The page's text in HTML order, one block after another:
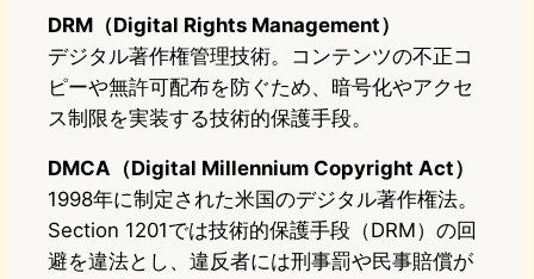
DRM（Digital Rights Management）
デジタル著作権管理技術。コンテンツの不正コ
ピーや無許可配布を防ぐため、暗号化やアクセ
ス制限を実装する技術的保護手段。
DMCA（Digital Millennium Copyright Act）
1998年に制定された米国のデジタル著作権法。
Section 1201では技術的保護手段（DRM）の回
避を違法とし、違反者には刑事罰や民事賠償が